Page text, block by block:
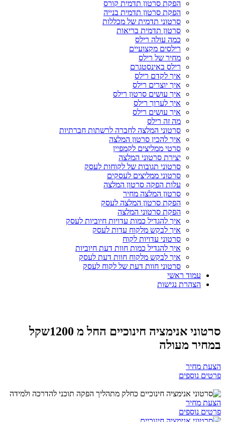
הפקת סרטון תדמית קורס
הפקת סרטון תדמית בנייה
סרטוני תדמית של מכללות
סרטון תדמית בריאות
כמה עולה רילס
רילסים מקצועיים
מחיר של רילס
רילס באינסטגרם
איך לקדם רילס
איך יוצרים רילס
איך עושים סרטון רילס
איך לערוך רילס
איך עושים רילס
מה זה רילס
סרטוני המלצה לחברה לרשתות חברתיות
איך להכין סרטון המלצה
סרטי ממליצים לקמפיין
יצירת סרטוני המלצה
סרטוני תגובות של לקוחות לעסק
סרטוני ממליצים לעסקים
עלות הפקה סרטון המלצה
סרטון המלצה מחיר
הפקת סרטון המלצה לעסק
הפקת סרטוני המלצה
איך להגדיל כמות עדויות חיוביות לעסק
איך לבקש מלקוח עדות לעסק
סרטוני עדויות לקוח
איך להגדיל כמות חוות דעת חיוביות
איך לבקש מלקוח חוות דעת לעסק
סרטוני חוות דעת של לקוח לעסק
עמוד ראשי
הצהרת נגישות
סרטוני אנימציה חינוכיים החל מ 1200שקל
במחיר מעולה
הצעת מחיר
פרטים נוספים
הצעת מחיר
פרטים נוספים